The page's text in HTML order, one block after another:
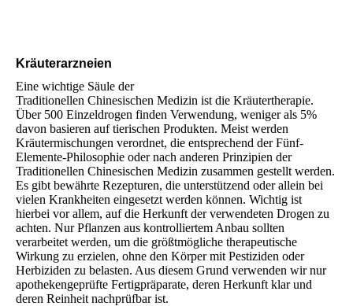
Kräuterarzneien
Eine wichtige Säule der
Traditionellen Chinesischen Medizin ist die Kräutertherapie.
Über 500 Einzeldrogen finden Verwendung, weniger als 5%
davon basieren auf tierischen Produkten. Meist werden
Kräutermischungen verordnet, die entsprechend der Fünf-
Elemente-Philosophie oder nach anderen Prinzipien der
Traditionellen Chinesischen Medizin zusammen gestellt werden.
Es gibt bewährte Rezepturen, die unterstützend oder allein bei
vielen Krankheiten eingesetzt werden können. Wichtig ist
hierbei vor allem, auf die Herkunft der verwendeten Drogen zu
achten. Nur Pflanzen aus kontrolliertem Anbau sollten
verarbeitet werden, um die größtmögliche therapeutische
Wirkung zu erzielen, ohne den Körper mit Pestiziden oder
Herbiziden zu belasten. Aus diesem Grund verwenden wir nur
apothekengeprüfte Fertigpräparate, deren Herkunft klar und
deren Reinheit nachprüfbar ist.